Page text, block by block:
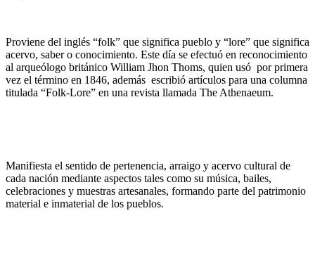
Proviene del inglés “folk” que significa pueblo y “lore” que significa
acervo, saber o conocimiento. Este día se efectuó en reconocimiento
al arqueólogo británico William Jhon Thoms, quien usó por primera
vez el término en 1846, además escribió artículos para una columna
titulada “Folk-Lore” en una revista llamada The Athenaeum.
Manifiesta el sentido de pertenencia, arraigo y acervo cultural de
cada nación mediante aspectos tales como su música, bailes,
celebraciones y muestras artesanales, formando parte del patrimonio
material e inmaterial de los pueblos.